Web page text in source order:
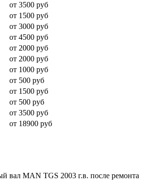
от 3500 руб
от 1500 руб
от 3000 руб
от 4500 руб
от 2000 руб
от 2000 руб
от 1000 руб
от 500 руб
от 1500 руб
от 500 руб
от 3500 руб
от 18900 руб